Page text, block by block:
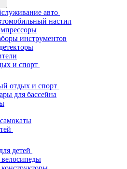
авто
настил
инструментов
и спорт
отдых и спорт
для бассейна
детей
велосипеды